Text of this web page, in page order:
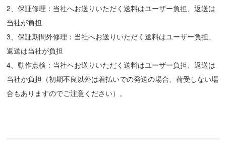
2、保証修理：当社へお送りいただく送料はユーザー負担、返送は
当社が負担
3、保証期間外修理：当社へお送りいただく送料はユーザー負担、
返送は当社が負担
4、動作点検：当社へお送りいただく送料はユーザー負担、返送は
当社が負担（初期不良以外は着払いでの発送の場合、荷受しない場
合もありますのでご注意ください）。